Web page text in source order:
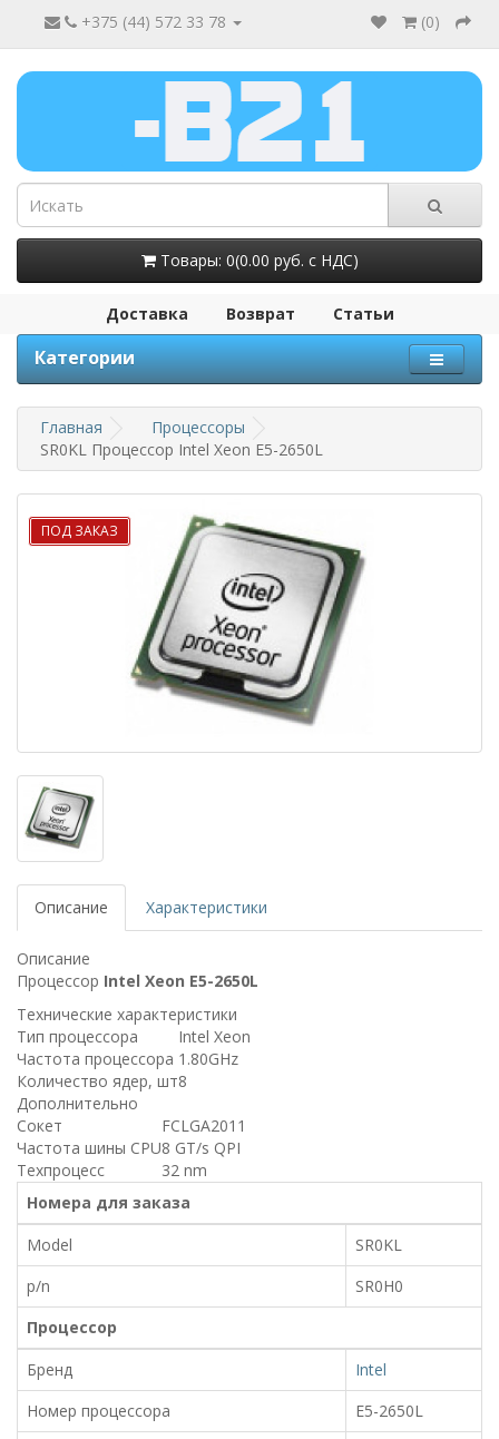
+375 (44) 572 33 78 (0)
Товары: 0(0.00 руб. с НДС)
Доставка Возврат Статьи
Категории
Главная
Процессоры
SR0KL Процессор Intel Xeon E5-2650L
ПОД ЗАКАЗ
Описание Характеристики
Описание
Процессор Intel Xeon E5-2650L
Технические характеристики
Тип процессора
Intel Xeon
Частота процессора 1.80GHz
Количество ядер, шт8
Дополнительно
Сокет
FCLGA2011
Частота шины CPU8 GT/s QPI
Техпроцесс
32 nm
Номера для заказа
Model
SR0KL
p/n
SR0H0
Процессор
Бренд
Intel
Номер процессора
E5-2650L